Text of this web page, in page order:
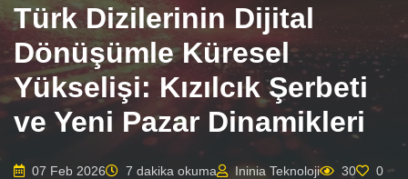
Türk Dizilerinin Dijital
Dönüşümle Küresel
Yükselişi: Kızılcık Şerbeti
ve Yeni Pazar Dinamikleri
07 Feb 2026 7 dakika okuma Ininia Teknoloji 30 0